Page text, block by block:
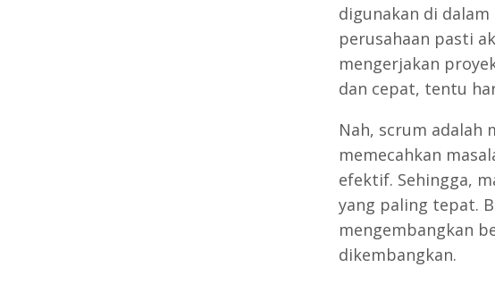
digunakan di
perusahaan pasti
mengerjakan
dan cepat, tentu
Nah, scrum adalah
memecahkan
efektif. Sehingga,
yang paling tepat.
mengembangkan
dikembangkan.